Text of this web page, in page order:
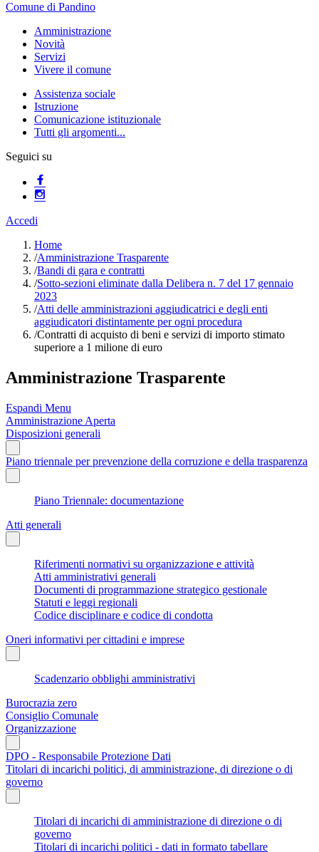
Comune di Pandino
Amministrazione
Novità
Servizi
Vivere il comune
Assistenza sociale
Istruzione
Comunicazione istituzionale
Tutti gli argomenti...
Seguici su
Accedi
Home
/Amministrazione Trasparente
/Bandi di gara e contratti
/Sotto-sezioni eliminate dalla Delibera n. 7 del 17 gennaio
2023
/Atti delle amministrazioni aggiudicatrici e degli enti
aggiudicatori distintamente per ogni procedura
/Contratti di acquisto di beni e servizi di importo stimato
superiore a 1 milione di euro
Amministrazione Trasparente
Espandi Menu
Amministrazione Aperta
Disposizioni generali
Piano triennale per prevenzione della corruzione e della trasparenza
Piano Triennale: documentazione
Atti generali
Riferimenti normativi su organizzazione e attività
Atti amministrativi generali
Documenti di programmazione strategico gestionale
Statuti e leggi regionali
Codice disciplinare e codice di condotta
Oneri informativi per cittadini e imprese
Scadenzario obblighi amministrativi
Burocrazia zero
Consiglio Comunale
Organizzazione
DPO - Responsabile Protezione Dati
Titolari di incarichi politici, di amministrazione, di direzione o di
governo
Titolari di incarichi di amministrazione di direzione o di
governo
Titolari di incarichi politici - dati in formato tabellare